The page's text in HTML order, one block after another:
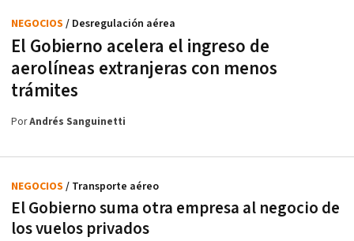
El Gobierno acelera el ingreso de
aerolíneas extranjeras con menos
trámites
NEGOCIOS / Desregulación aérea
PorAndrés Sanguinetti
El Gobierno suma otra empresa al negocio de
los vuelos privados
NEGOCIOS / Transporte aéreo